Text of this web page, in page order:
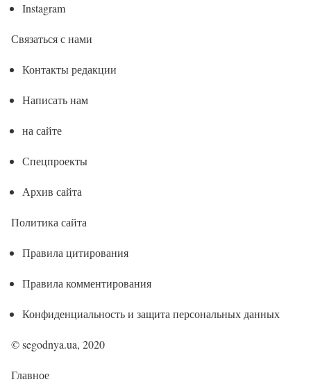
Instagram
Связаться с нами
Контакты редакции
Написать нам
на сайте
Спецпроекты
Архив сайта
Политика сайта
Правила цитирования
Правила комментирования
Конфиденциальность и защита персональных данных
© segodnya.ua, 2020
Главное